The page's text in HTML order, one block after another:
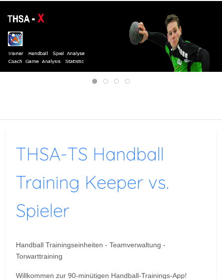
THSA-TS Handball
Training Keeper vs.
Spieler
Handball Trainingseinheiten - Teamverwaltung -
Torwarttraining
Willkommen zur 90-minütigen Handball-Trainings-App!